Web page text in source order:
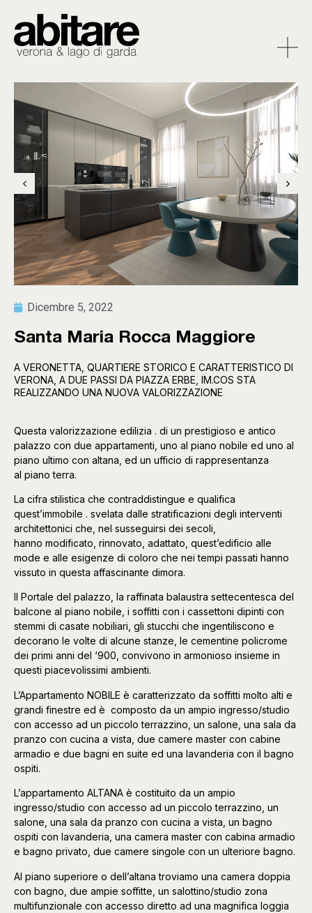
Dicembre 5, 2022
Santa Maria Rocca Maggiore
A VERONETTA, QUARTIERE STORICO E CARATTERISTICO DI
VERONA, A DUE PASSI DA PIAZZA ERBE, IM.COS STA
REALIZZANDO UNA NUOVA VALORIZZAZIONE
Questa valorizzazione edilizia . di un prestigioso e antico
palazzo con due appartamenti, uno al piano nobile ed uno al
piano ultimo con altana, ed un ufficio di rappresentanza
al piano terra.
La cifra stilistica che contraddistingue e qualifica
quest’immobile . svelata dalle stratificazioni degli interventi
architettonici che, nel susseguirsi dei secoli,
hanno modificato, rinnovato, adattato, quest’edificio alle
mode e alle esigenze di coloro che nei tempi passati hanno
vissuto in questa affascinante dimora.
Il Portale del palazzo, la raffinata balaustra settecentesca del
balcone al piano nobile, i soffitti con i cassettoni dipinti con
stemmi di casate nobiliari, gli stucchi che ingentiliscono e
decorano le volte di alcune stanze, le cementine policrome
dei primi anni del ‘900, convivono in armonioso insieme in
questi piacevolissimi ambienti.
L’Appartamento NOBILE è caratterizzato da soffitti molto alti e
grandi finestre ed è composto da un ampio ingresso/studio
con accesso ad un piccolo terrazzino, un salone, una sala da
pranzo con cucina a vista, due camere master con cabine
armadio e due bagni en suite ed una lavanderia con il bagno
ospiti.
L’appartamento ALTANA è costituito da un ampio
ingresso/studio con accesso ad un piccolo terrazzino, un
salone, una sala da pranzo con cucina a vista, un bagno
ospiti con lavanderia, una camera master con cabina armadio
e bagno privato, due camere singole con un ulteriore bagno.
Al piano superiore o dell’altana troviamo una camera doppia
con bagno, due ampie soffitte, un salottino/studio zona
multifunzionale con accesso diretto ad una magnifica loggia